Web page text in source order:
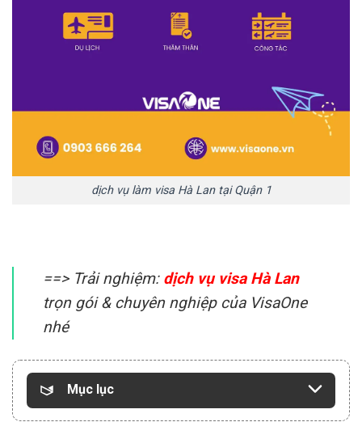
dịch vụ làm visa Hà Lan tại Quận 1
==> Trải nghiệm: dịch vụ visa Hà Lan
trọn gói & chuyên nghiệp của VisaOne
nhé
Mục lục